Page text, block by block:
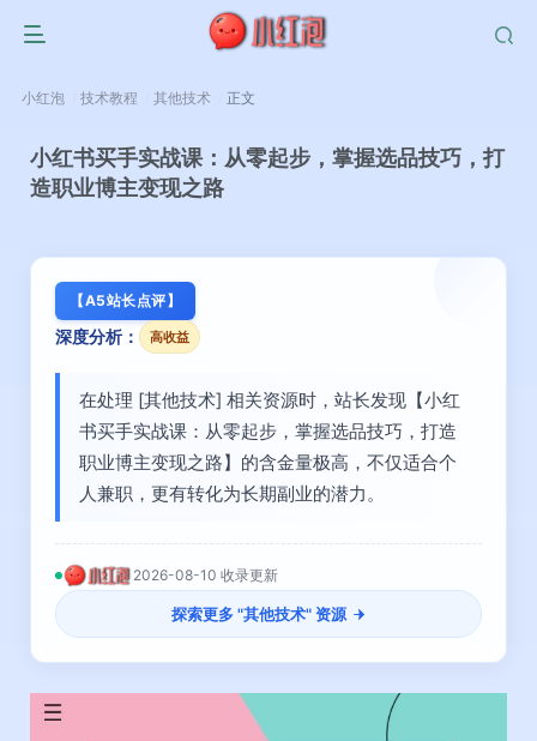
小红泡 技术教程 其他技术 正文
小红书买手实战课：从零起步，掌握选品技巧，打
造职业博主变现之路
【A5站长点评】
深度分析： 高收益
在处理 [其他技术] 相关资源时，站长发现【小红
书买手实战课：从零起步，掌握选品技巧，打造
职业博主变现之路】的含金量极高，不仅适合个
人兼职，更有转化为长期副业的潜力。
2026-08-10 收录更新
探索更多 "其他技术" 资源